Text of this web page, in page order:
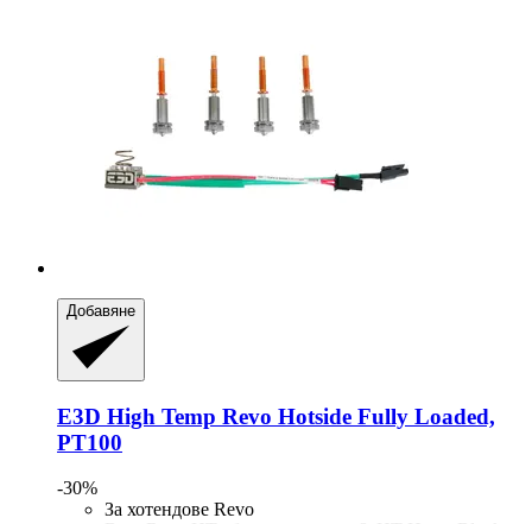
Добавяне
E3D High Temp Revo Hotside Fully Loaded,
PT100
-30%
За хотендове Revo